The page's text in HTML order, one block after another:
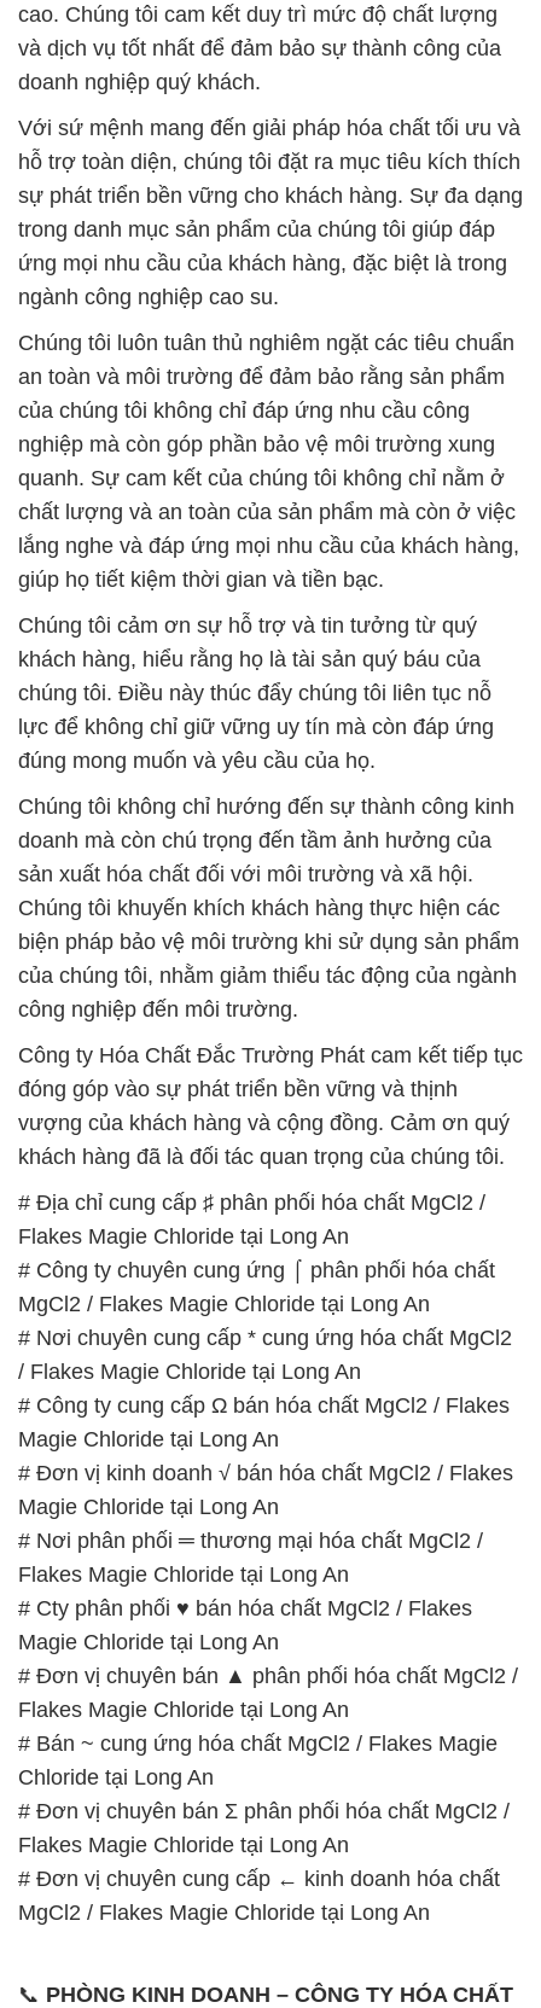
cao. Chúng tôi cam kết duy trì mức độ chất lượng
và dịch vụ tốt nhất để đảm bảo sự thành công của
doanh nghiệp quý khách.
Với sứ mệnh mang đến giải pháp hóa chất tối ưu và
hỗ trợ toàn diện, chúng tôi đặt ra mục tiêu kích thích
sự phát triển bền vững cho khách hàng. Sự đa dạng
trong danh mục sản phẩm của chúng tôi giúp đáp
ứng mọi nhu cầu của khách hàng, đặc biệt là trong
ngành công nghiệp cao su.
Chúng tôi luôn tuân thủ nghiêm ngặt các tiêu chuẩn
an toàn và môi trường để đảm bảo rằng sản phẩm
của chúng tôi không chỉ đáp ứng nhu cầu công
nghiệp mà còn góp phần bảo vệ môi trường xung
quanh. Sự cam kết của chúng tôi không chỉ nằm ở
chất lượng và an toàn của sản phẩm mà còn ở việc
lắng nghe và đáp ứng mọi nhu cầu của khách hàng,
giúp họ tiết kiệm thời gian và tiền bạc.
Chúng tôi cảm ơn sự hỗ trợ và tin tưởng từ quý
khách hàng, hiểu rằng họ là tài sản quý báu của
chúng tôi. Điều này thúc đẩy chúng tôi liên tục nỗ
lực để không chỉ giữ vững uy tín mà còn đáp ứng
đúng mong muốn và yêu cầu của họ.
Chúng tôi không chỉ hướng đến sự thành công kinh
doanh mà còn chú trọng đến tầm ảnh hưởng của
sản xuất hóa chất đối với môi trường và xã hội.
Chúng tôi khuyến khích khách hàng thực hiện các
biện pháp bảo vệ môi trường khi sử dụng sản phẩm
của chúng tôi, nhằm giảm thiểu tác động của ngành
công nghiệp đến môi trường.
Công ty Hóa Chất Đắc Trường Phát cam kết tiếp tục
đóng góp vào sự phát triển bền vững và thịnh
vượng của khách hàng và cộng đồng. Cảm ơn quý
khách hàng đã là đối tác quan trọng của chúng tôi.
# Địa chỉ cung cấp ♯ phân phối hóa chất MgCl2 /
Flakes Magie Chloride tại Long An
# Công ty chuyên cung ứng ⌠ phân phối hóa chất
MgCl2 / Flakes Magie Chloride tại Long An
# Nơi chuyên cung cấp * cung ứng hóa chất MgCl2
/ Flakes Magie Chloride tại Long An
# Công ty cung cấp Ω bán hóa chất MgCl2 / Flakes
Magie Chloride tại Long An
# Đơn vị kinh doanh √ bán hóa chất MgCl2 / Flakes
Magie Chloride tại Long An
# Nơi phân phối ═ thương mại hóa chất MgCl2 /
Flakes Magie Chloride tại Long An
# Cty phân phối ♥ bán hóa chất MgCl2 / Flakes
Magie Chloride tại Long An
# Đơn vị chuyên bán ▲ phân phối hóa chất MgCl2 /
Flakes Magie Chloride tại Long An
# Bán ~ cung ứng hóa chất MgCl2 / Flakes Magie
Chloride tại Long An
# Đơn vị chuyên bán Σ phân phối hóa chất MgCl2 /
Flakes Magie Chloride tại Long An
# Đơn vị chuyên cung cấp ← kinh doanh hóa chất
MgCl2 / Flakes Magie Chloride tại Long An
📞 PHÒNG KINH DOANH – CÔNG TY HÓA CHẤT